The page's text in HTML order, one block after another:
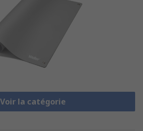
Voir la catégorie